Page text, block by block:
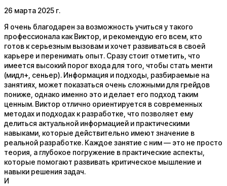
26 марта 2025 г.
Я очень благодарен за возможность учиться у такого
профессионала как Виктор, и рекомендую его всем, кто
готов к серьезным вызовам и хочет развиваться в своей
карьере и перенимать опыт. Сразу стоит отметить, что
имеется высокий порог входа для того, чтобы стать менти
(мидл+, сеньер). Информация и подходы, разбираемые на
занятиях, может показаться очень сложными для грейдов
пониже, однако именно это и делает его подход таким
ценным. Виктор отлично ориентируется в современных
методах и подходах к разработке, что позволяет ему
делиться актуальной информацией и практическими
навыками, которые действительно имеют значение в
реальной разработке. Каждое занятие с ним — это не просто
теория, а глубокое погружение в практические аспекты,
которые помогают развивать критическое мышление и
навыки решения задач.
И